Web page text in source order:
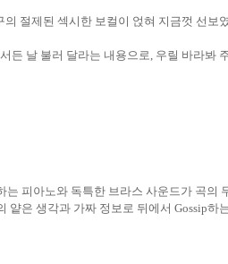
절제된 섹시한 보컬이 얹혀 지금껏 선보
든 날 불러 달라는 내용으로, 우릴 바라봐
는 피아노와 독특한 브라스 사운드가 곡의
얕은 생각과 가짜 정보로 뒤에서 Gossip하